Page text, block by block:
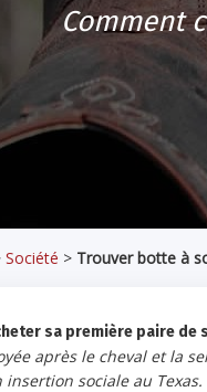
Comment
Société > Trouver botte à
sa première paire de
après le cheval et la
sociale au